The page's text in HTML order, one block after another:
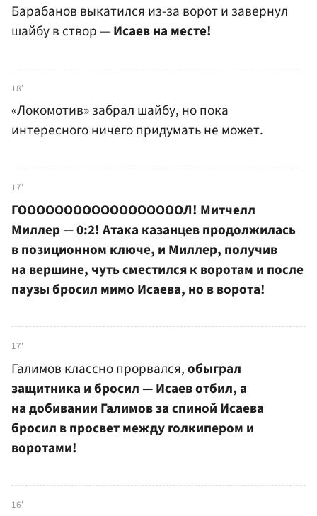
Барабанов выкатился из-за ворот и завернул
шайбу в створ —Исаев на месте!
18'
«Локомотив» забрал шайбу, но пока
интересного ничего придумать не может.
17'
ГООООООООООООООООООЛ! Митчелл
Миллер — 0:2! Атака казанцев продолжилась
в позиционном ключе, и Миллер, получив
на вершине, чуть сместился к воротам и после
паузы бросил мимо Исаева, но в ворота!
17'
Галимов классно прорвался,обыграл
защитника и бросил — Исаев отбил, а
на добивании Галимов за спиной Исаева
бросил в просвет между голкипером и
воротами!
16'